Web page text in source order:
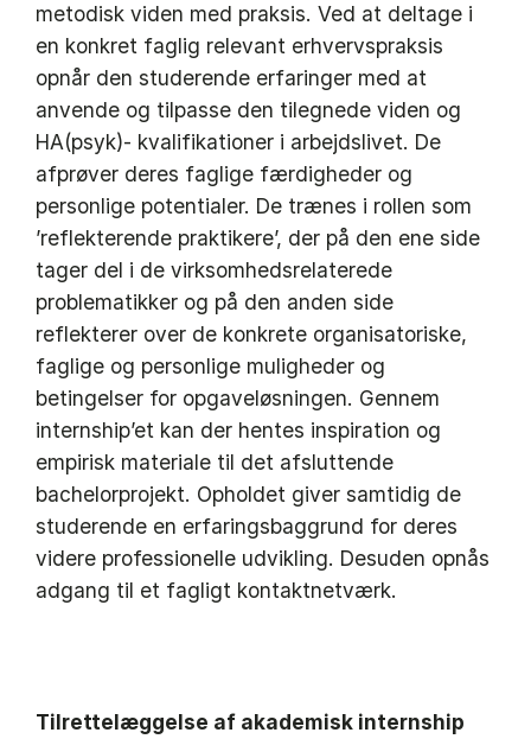
metodisk viden med praksis. Ved at deltage i
en konkret faglig relevant erhvervspraksis
opnår den studerende erfaringer med at
anvende og tilpasse den tilegnede viden og
HA(psyk)- kvalifikationer i arbejdslivet. De
afprøver deres faglige færdigheder og
personlige potentialer. De trænes i rollen som
’reflekterende praktikere’, der på den ene side
tager del i de virksomhedsrelaterede
problematikker og på den anden side
reflekterer over de konkrete organisatoriske,
faglige og personlige muligheder og
betingelser for opgaveløsningen. Gennem
internship’et kan der hentes inspiration og
empirisk materiale til det afsluttende
bachelorprojekt. Opholdet giver samtidig de
studerende en erfaringsbaggrund for deres
videre professionelle udvikling. Desuden opnås
adgang til et fagligt kontaktnetværk.
Tilrettelæggelse af akademisk internship